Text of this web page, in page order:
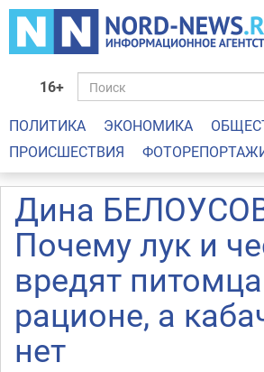
16+
ПОЛИТИКА ЭКОНОМИКА
ПРОИСШЕСТВИЯ
Дина
Почему лук и
вредят
рационе, а
нет